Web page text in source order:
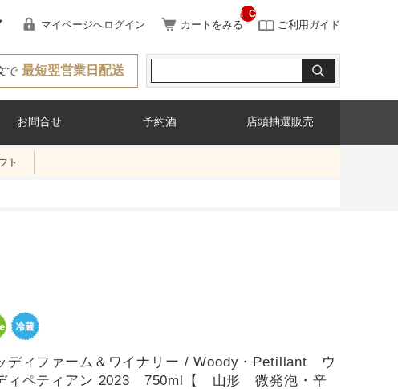
マイページへログイン カートをみる
__ITM_CNT__
ご利用ガイド
で 最短翌営業日配送
お問合せ 予約酒 店頭抽選販売
ト
ディファーム＆ワイナリー / Woody・Petillant ウ
ィペティアン 2023 750ml【 山形 微発泡・辛